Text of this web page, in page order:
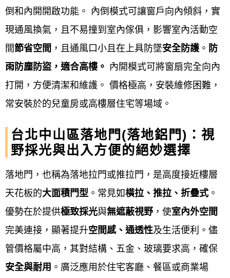
填縫與密封
：: 使用發泡膠填滿窗框
與牆面間的縫隙，待固化後再進行
切割，並在接縫處施打矽利康，確
保防水性與氣密性。
安裝窗扇與玻璃
：: 小心地將內框窗
扇和玻璃安裝到位，並進行調整。
完工驗收與收款：
功能測試：: 檢查窗扇開關是否順
暢、玻璃是否完整、氣密性是否良
好、以及防水性是否符合要求。
現場清潔：: 清潔施工現場，恢復環
境整潔。
倒和內開開啟功能。 內倒模式可讓窗戶向內傾斜，實
現通風換氣，且不易撞到室內傢俱，影響室內活動空
間節省空間 ，且通風口小且在上具防墜安全防護 。 防
雨防塵防盜，適合高樓。 內開模式可將窗扇完全向內
打開，方便清潔和維護。 價格極高，安裝維修困難，
常安裝於的兒童房或高樓層住宅等場域。
台北中山區落地門(落地鋁門)：視
野採光與出入方便的絕妙選擇
落地門，也稱為落地拉門或推拉門，是高度接近樓層
天花板的大面積門型 。常見如橫拉、推拉、折疊式。
優勢在於提供極致採光與無遮蔽視野，使室內外空間
完美連接，顯著提升空間感、通透性及生活便利。儘
管價格屬中高，其對結構、五金、玻璃要求高，確保
安全與耐用 。廣泛應用於住宅客廳、餐區或商業場